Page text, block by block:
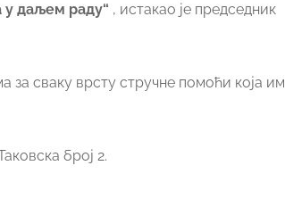
даљем раду“ , истакао је председник
сваку врсту стручне помоћи која им
број 2.